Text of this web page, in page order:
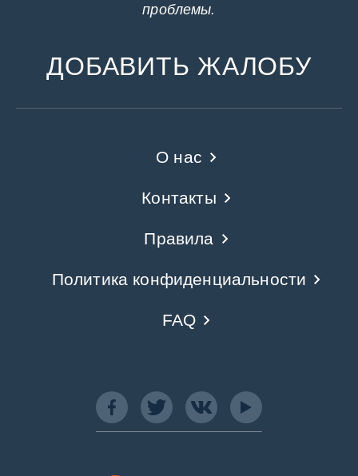
проблемы.
ДОБАВИТЬ ЖАЛОБУ
О нас
Контакты
Правила
Политика конфиденциальности
FAQ